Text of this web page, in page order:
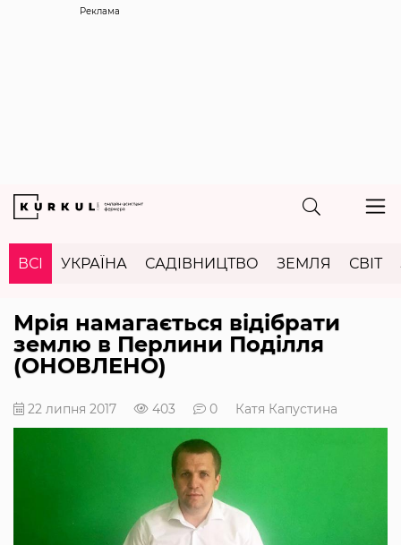
Реклама
ВСІ УКРАЇНА САДІВНИЦТВО ЗЕМЛЯ СВІТ
Мрія намагається відібрати
землю в Перлини Поділля
(ОНОВЛЕНО)
22 липня 2017 403 0 Катя Капустина